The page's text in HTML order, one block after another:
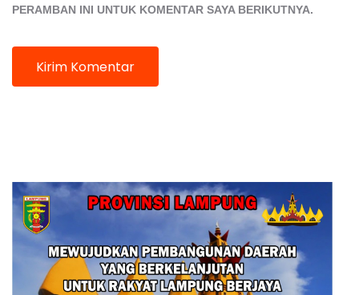
PERAMBAN INI UNTUK KOMENTAR SAYA BERIKUTNYA.